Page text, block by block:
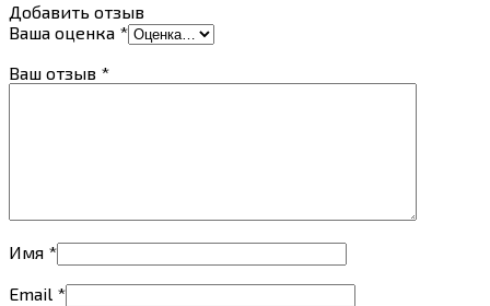
Добавить отзыв
Ваша оценка *
Ваш отзыв *
Имя *
Email *